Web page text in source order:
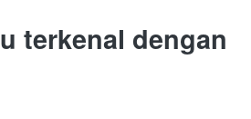
terkenal dengan